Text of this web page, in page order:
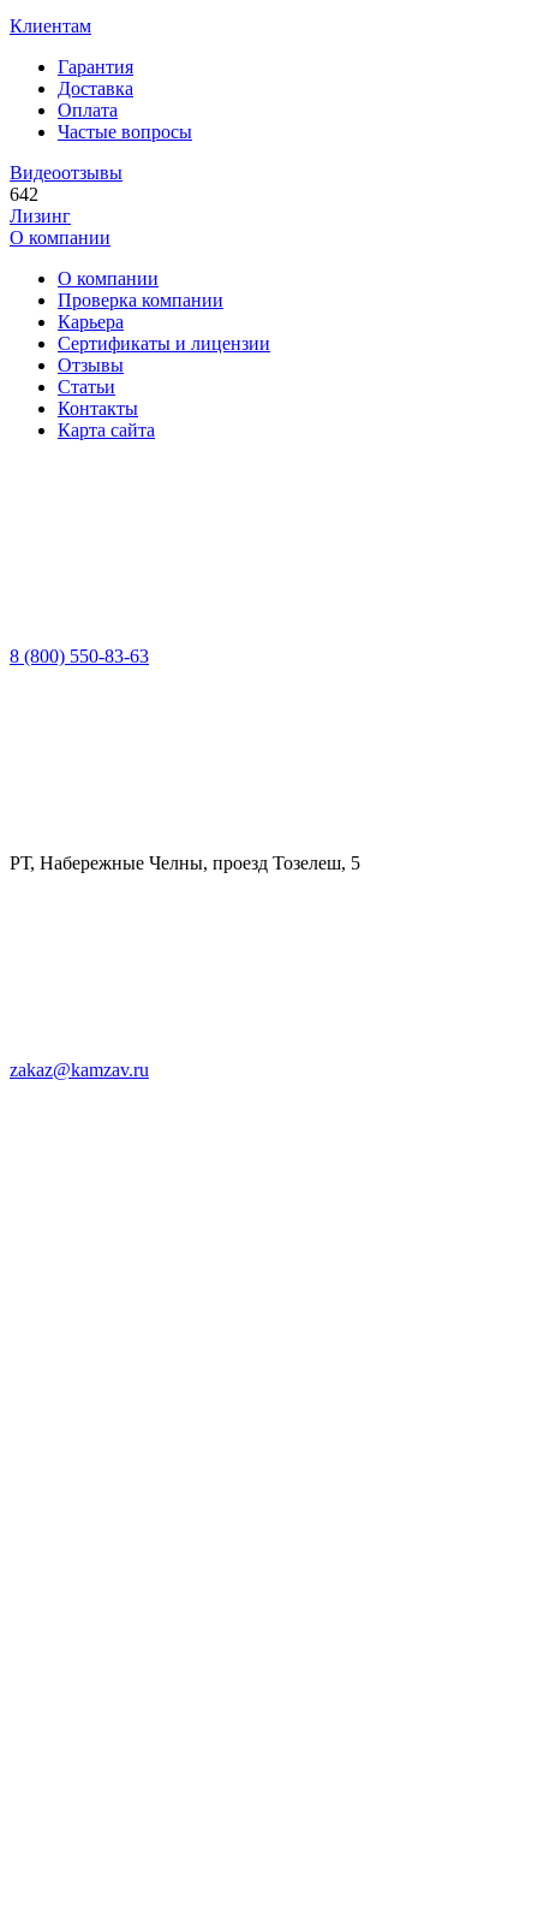
Клиентам
Гарантия
Доставка
Оплата
Частые вопросы
Видеоотзывы
642
Лизинг
О компании
О компании
Проверка компании
Карьера
Сертификаты и лицензии
Отзывы
Статьи
Контакты
Карта сайта
8 (800) 550-83-63
РТ, Набережные Челны, проезд Тозелеш, 5
zakaz@kamzav.ru